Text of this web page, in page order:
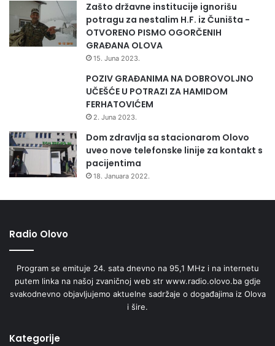
Zašto državne institucije ignorišu
potragu za nestalim H.F. iz Čuništa -
OTVORENO PISMO OGORČENIH
GRAĐANA OLOVA
15. Juna 2023.
POZIV GRAĐANIMA NA DOBROVOLJNO
UČEŠĆE U POTRAZI ZA HAMIDOM
FERHATOVIĆEM
2. Juna 2023.
Dom zdravlja sa stacionarom Olovo
uveo nove telefonske linije za kontakt s
pacijentima
18. Januara 2022.
Radio Olovo
Program se emituje 24. sata dnevno na 95,1 MHz i na internetu
putem linka na našoj zvaničnoj web str www.radio.olovo.ba gdje
svakodnevno objavljujemo aktuelne sadržaje o događajima iz Olova
i šire.
Kategorije